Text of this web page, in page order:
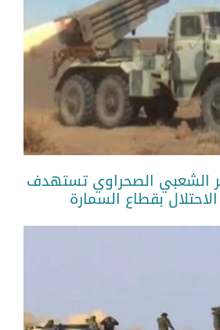
الشعبي الصحراوي تستهدف
بقطاع السمارة